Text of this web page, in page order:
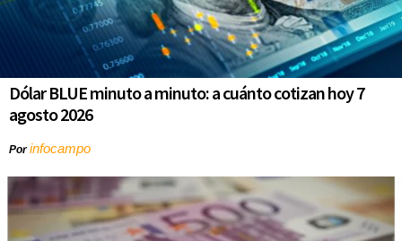
Dólar BLUE minuto a minuto: a cuánto cotizan hoy 7
agosto 2026
Porinfocampo